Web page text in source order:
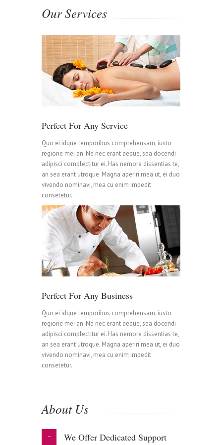
Our Services
Perfect For Any Service
Quo ei idque temporibus comprehensam, iusto
regione mei an. Ne nec erant aeque, sea docendi
adipisci complectitur ei. Has nemore dissentias te,
an sea erant utroque. Magna aperiri mea ut, ei duo
vivendo nominavi, mea cu enim impedit
consetetur.
Perfect For Any Business
Quo ei idque temporibus comprehensam, iusto
regione mei an. Ne nec erant aeque, sea docendi
adipisci complectitur ei. Has nemore dissentias te,
an sea erant utroque. Magna aperiri mea ut, ei duo
vivendo nominavi, mea cu enim impedit
consetetur.
About Us
We Offer Dedicated Support